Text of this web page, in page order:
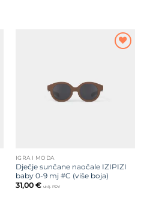
IGRA I MODA
Dječje sunčane naočale IZIPIZI
baby 0-9 mj #C (više boja)
31,00 € uklj. PDV